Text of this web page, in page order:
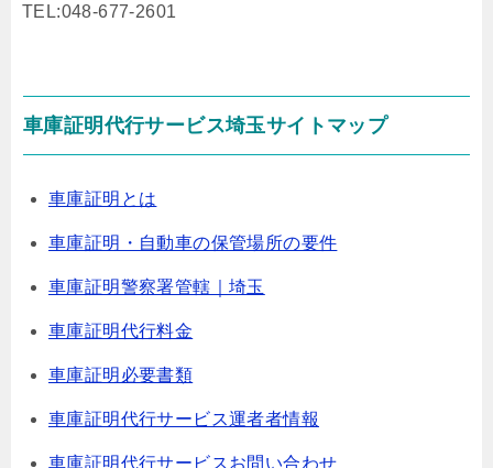
TEL:048-677-2601
車庫証明代行サービス埼玉サイトマップ
車庫証明とは
車庫証明・自動車の保管場所の要件
車庫証明警察署管轄｜埼玉
車庫証明代行料金
車庫証明必要書類
車庫証明代行サービス運者者情報
車庫証明代行サービスお問い合わせ